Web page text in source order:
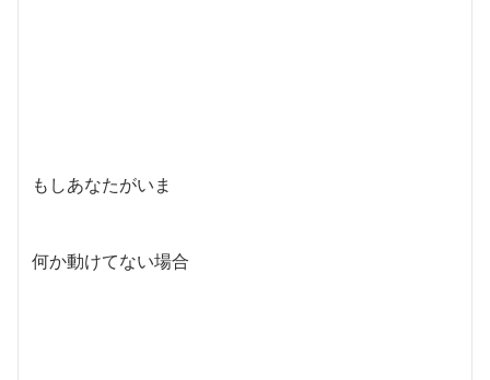
もしあなたがいま
何か動けてない場合